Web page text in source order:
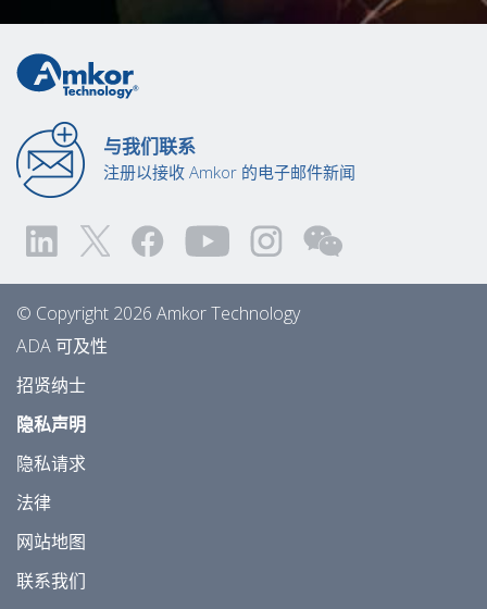
与我们联系
注册以接收 Amkor 的电子邮件新闻
© Copyright 2026 Amkor Technology
ADA 可及性
招贤纳士
隐私声明
隐私请求
法律
网站地图
联系我们